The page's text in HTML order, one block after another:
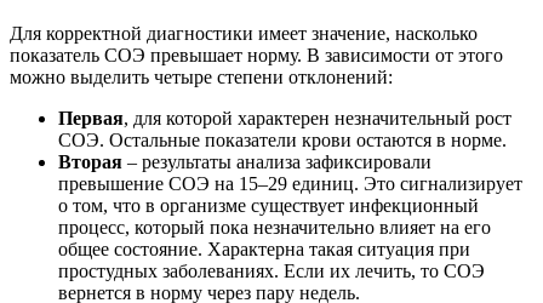
Для корректной диагностики имеет значение, насколько
показатель СОЭ превышает норму. В зависимости от этого
можно выделить четыре степени отклонений:
Первая, для которой характерен незначительный рост
СОЭ. Остальные показатели крови остаются в норме.
Вторая – результаты анализа зафиксировали
превышение СОЭ на 15–29 единиц. Это сигнализирует
о том, что в организме существует инфекционный
процесс, который пока незначительно влияет на его
общее состояние. Характерна такая ситуация при
простудных заболеваниях. Если их лечить, то СОЭ
вернется в норму через пару недель.